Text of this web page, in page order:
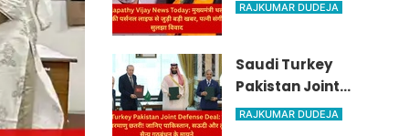
संगीता संग सुलझा
विवाद
RAJKUMAR DUDEJA
Saudi Turkey
Pakistan Joint
Defense Deal: तुर्की
RAJKUMAR DUDEJA